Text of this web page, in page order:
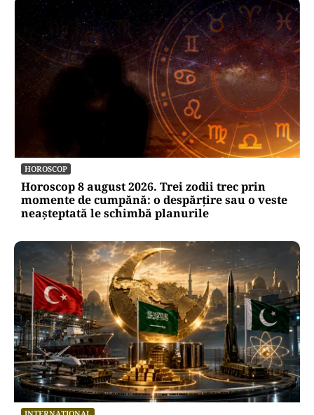
HOROSCOP
Horoscop 8 august 2026. Trei zodii trec prin
momente de cumpănă: o despărțire sau o veste
neașteptată le schimbă planurile